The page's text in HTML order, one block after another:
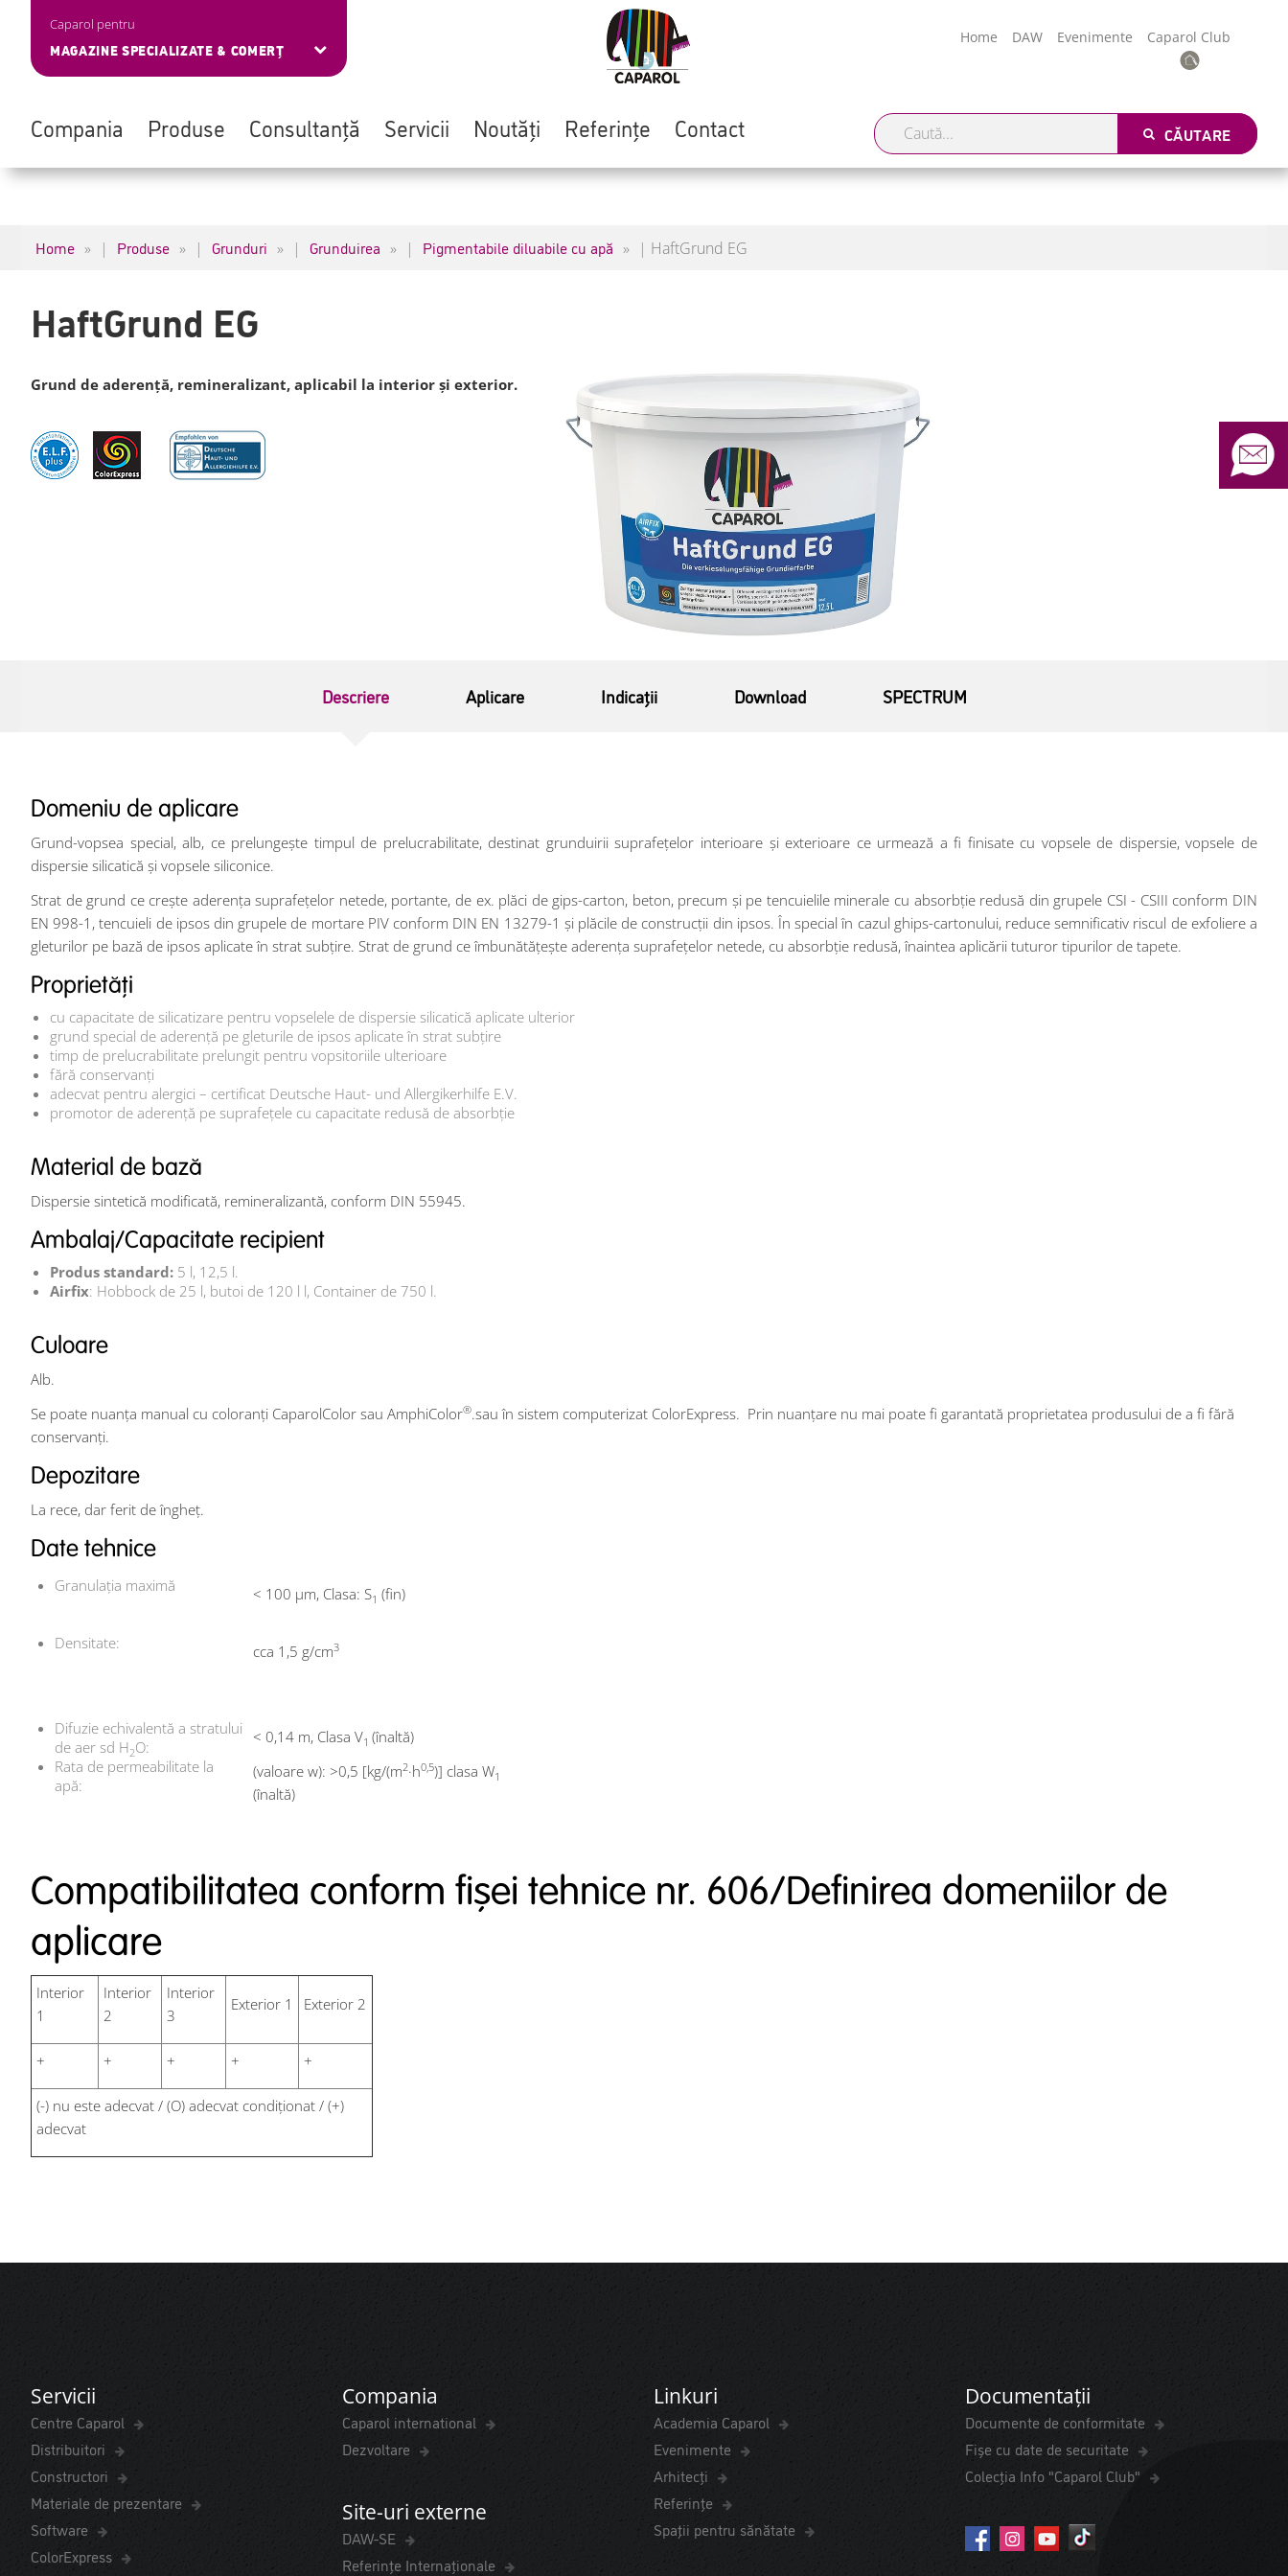
Skip
Caparol pentru
MAGAZINE SPECIALIZATE & COMERȚ
Home DAW Evenimente Caparol Club
Compania Produse Consultanță Servicii Noutăți Referințe Contact CĂUTARE
Navigation
Home | Produse | Grunduri | Grunduirea | Pigmentabile diluabile cu apă | HaftGrund EG
HaftGrund EG
Grund de aderență, remineralizant, aplicabil la interior și exterior.
Descriere Aplicare Indicații Download SPECTRUM
Domeniu de aplicare
Grund-vopsea special, alb, ce prelungește timpul de prelucrabilitate, destinat grunduirii suprafețelor interioare și exterioare ce urmează a fi finisate cu vopsele de dispersie, vopsele de
dispersie silicatică și vopsele siliconice.
Strat de grund ce crește aderența suprafețelor netede, portante, de ex. plăci de gips-carton, beton, precum și pe tencuielile minerale cu absorbție redusă din grupele CSI - CSIII conform DIN
EN 998-1, tencuieli de ipsos din grupele de mortare PIV conform DIN EN 13279-1 și plăcile de construcții din ipsos. În special în cazul ghips-cartonului, reduce semnificativ riscul de exfoliere a
gleturilor pe bază de ipsos aplicate în strat subțire. Strat de grund ce îmbunătățește aderența suprafețelor netede, cu absorbție redusă, înaintea aplicării tuturor tipurilor de tapete.
Proprietăți
cu capacitate de silicatizare pentru vopselele de dispersie silicatică aplicate ulterior
grund special de aderență pe gleturile de ipsos aplicate în strat subțire
timp de prelucrabilitate prelungit pentru vopsitoriile ulterioare
fără conservanți
adecvat pentru alergici – certificat Deutsche Haut- und Allergikerhilfe E.V.
promotor de aderență pe suprafețele cu capacitate redusă de absorbție
Material de bază
Dispersie sintetică modificată, remineralizantă, conform DIN 55945.
Ambalaj/Capacitate recipient
Produs standard: 5 l, 12,5 l.
Airfix: Hobbock de 25 l, butoi de 120 l l, Container de 750 l.
Culoare
Alb.
Se poate nuanța manual cu coloranți CaparolColor sau AmphiColor®.sau în sistem computerizat ColorExpress. Prin nuanțare nu mai poate fi garantată proprietatea produsului de a fi fără
conservanți.
Depozitare
La rece, dar ferit de îngheț.
Date tehnice
Granulaţia maximă < 100 μm, Clasa: S1 (fin)
Densitate: cca 1,5 g/cm3
Difuzie echivalentă a stratului
de aer sd H2O:
Rata de permeabilitate la
apă:
< 0,14 m, Clasa V1 (înaltă)
(valoare w): >0,5 [kg/(m2·h0,5)] clasa W1
(înaltă)
Compatibilitatea conform fișei tehnice nr. 606/Definirea domeniilor de
aplicare
Interior
1
Interior
2
Interior
3
Exterior 1 Exterior 2
+ + + + +
(-) nu este adecvat / (O) adecvat condiționat / (+)
adecvat
Servicii
Centre Caparol
Distribuitori
Constructori
Materiale de prezentare
Software
ColorExpress
Compania
Caparol international
Dezvoltare
Site-uri externe
DAW-SE
Referințe Internaționale
Linkuri
Academia Caparol
Evenimente
Arhitecți
Referințe
Spaţii pentru sănătate
Documentații
Documente de conformitate
Fișe cu date de securitate
Colecția Info "Caparol Club"